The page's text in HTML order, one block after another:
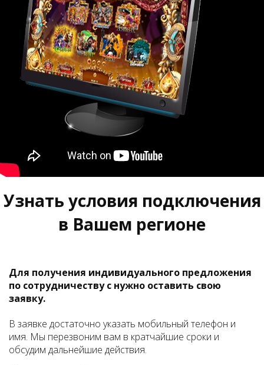
Узнать условия подключения
в Вашем регионе
Для получения индивидуального предложения
по сотрудничеству с нужно оставить свою
заявку.
В заявке достаточно указать мобильный телефон и
имя. Мы перезвоним вам в кратчайшие сроки и
обсудим дальнейшие действия.